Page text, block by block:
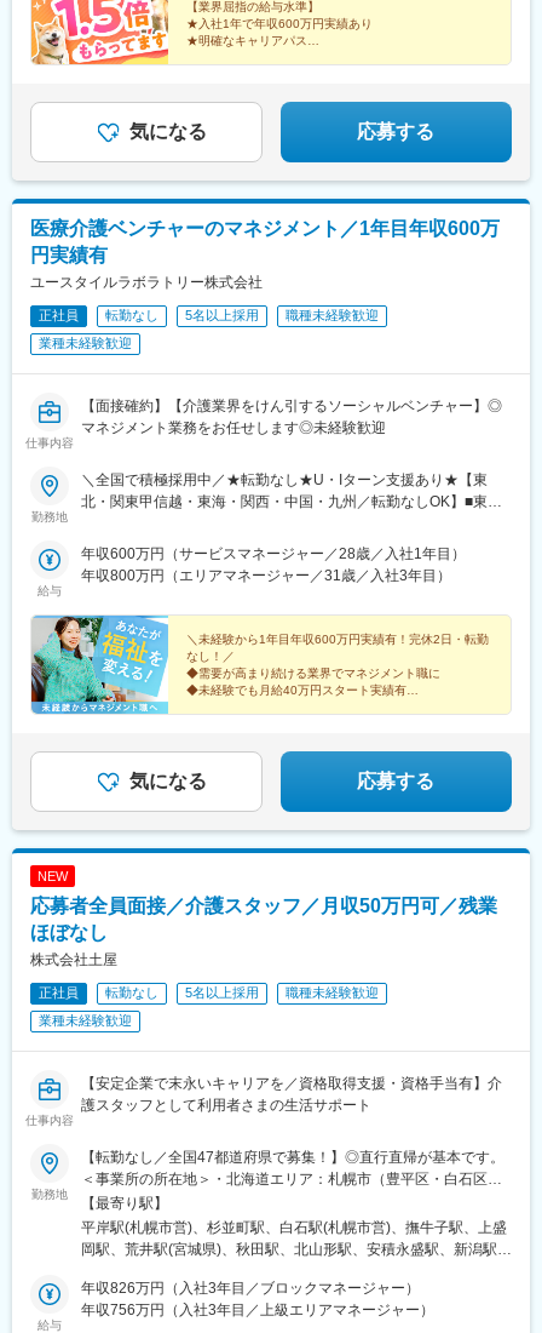
崎、熊本、大分、宮崎、鹿児島、沖縄☆江戸川・川崎・湘南・川
越・香川・徳島・青森・多摩川にて新規オープン★別事業へのキ
ャリアチェンジによる昇格可能☆ページ下部「勤務地の一例」も
ご参照ください【2／全国マネージャーコース】◆全国募集／引越
在地はHP参照⇒養成期間後の勤務地は現在お住まいの地域又はジ
ェネラルマネージャーと相談の上決定◆引越し手当支給・家賃無
料の借り上げ社宅提供☆早期キャリアアップしたい方に最適なポ
ジション
【業界屈指の給与水準】
★入社1年で年収600万円実績あり
★明確なキャリアパス
気になる 応募する
医療介護ベンチャーのマネジメント／1年目年収600万
円実績有
ユースタイルラボラトリー株式会社
正社員 転勤なし 5名以上採用
職種未経験歓迎
業種未経験歓迎
仕事内容
【面接確約】【介護業界をけん引するソーシャルベンチャー】◎
マネジメント業務をお任せします◎未経験歓迎
勤務地
＼全国で積極採用中／★転勤なし★U・Iターン支援あり★【東
北・関東甲信越・東海・関西・中国・九州／転勤なしOK】■東北
木、群馬、埼玉、千葉、東京、神奈川、新潟、富山、山梨、長野■
東海／岐阜、静岡、愛知、三重■関西／滋賀、京都、大阪、兵庫、
奈良、和歌山■中国・四国／岡山、広島、山口、徳島、香川、愛
沖縄★【エリア勤務希望・移住希望の方優遇】：サポート制度も
充実していますので、現在のお住まいに関わらずご希望をお知ら
せください！☆『寮費無料プラン』あり（規定有）：下記勤務地
希望・移住希望の方はお気軽にご相談ください！※【北海道】【東
京都】【神奈川県】【新潟県】【三重県】【滋賀県】【沖縄県】
用会社負担等の移住支援あり（規定有）・U・Iターン転勤希望者
への1年間の支援あり（規定有）★江戸川・川崎・湘南・川越・香
川・徳島・青森にて新規事業所オープン！
給与
年収600万円（サービスマネージャー／28歳／入社1年目）
年収800万円（エリアマネージャー／31歳／入社3年目）
＼未経験から1年目年収600万円実績有！完休2日・転勤
なし！／
◆需要が高まり続ける業界でマネジメント職に
◆未経験でも月給40万円スタート実績有
気になる 応募する
NEW
応募者全員面接／介護スタッフ／月収50万円可／残業
ほぼなし
株式会社土屋
正社員 転勤なし 5名以上採用
職種未経験歓迎
業種未経験歓迎
仕事内容
【安定企業で末永いキャリアを／資格取得支援・資格手当有】介
護スタッフとして利用者さまの生活サポート
勤務地
【転勤なし／全国47都道府県で募集！】◎直行直帰が基本です。
＜事業所の所在地＞・北海道エリア：札幌市（豊平区・白石区）
／函館市・東北エリア：岩手市／仙台市／秋田市／山形市／郡山
市／弘前市・関東エリア：茨城市／栃木市／高崎市／大宮市／習
志野市／板橋区／多摩市／相模原市／藤沢市／甲府市・東海エリ
ア：新潟市／富山市／金沢市／福井市／長野市・関西エリア：大
阪市／宇治市／西宮市／奈良市／大津市／和歌山市／新宮市・中
【最寄り駅】
平岸駅(札幌市営)、杉並町駅、白石駅(札幌市営)、撫牛子駅、上盛
岡駅、荒井駅(宮城県)、秋田駅、北山形駅、安積永盛駅、新潟駅、
上駅、多摩センター駅、相模原駅、藤沢駅、国母駅、市役所前駅
(長野県)、県庁前駅(富山県)、上諸江駅、八ツ島駅、岐阜駅、静岡
給与
年収826万円（入社3年目／ブロックマネージャー）
年収756万円（入社3年目／上級エリアマネージャー）